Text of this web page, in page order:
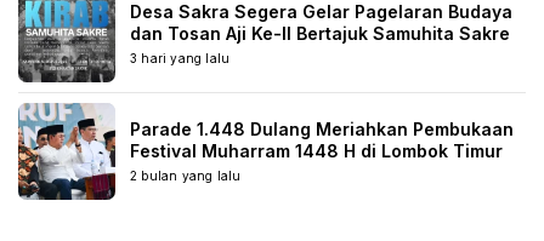
Desa Sakra Segera Gelar Pagelaran Budaya
dan Tosan Aji Ke-II Bertajuk Samuhita Sakre
3 hari yang lalu
Parade 1.448 Dulang Meriahkan Pembukaan
Festival Muharram 1448 H di Lombok Timur
2 bulan yang lalu